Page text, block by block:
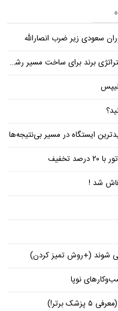
سعودی زیر ضرب انصارالله
برند برای ساخت مسیر رشد متمایز
ایستگاه در مسیر بی‌نتیجه‌ها
تخفیف
فاش شد !
برتر!)